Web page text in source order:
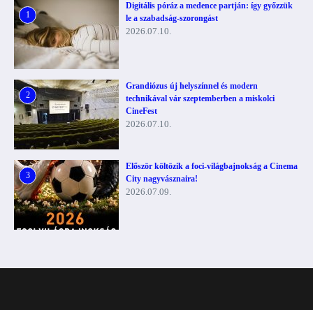
1
Digitális póráz a medence partján: így győzzük
le a szabadság-szorongást
2026.07.10.
2
Grandiózus új helyszínnel és modern
technikával vár szeptemberben a miskolci
CineFest
2026.07.10.
3
Először költözik a foci-világbajnokság a Cinema
City nagyvásznaira!
2026.07.09.